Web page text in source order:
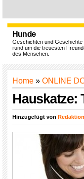
Hunde
Geschichten und Geschichte
rund um die treuesten
des Menschen.
Home » ONLINE
Hauskatze:
Hinzugefügt von